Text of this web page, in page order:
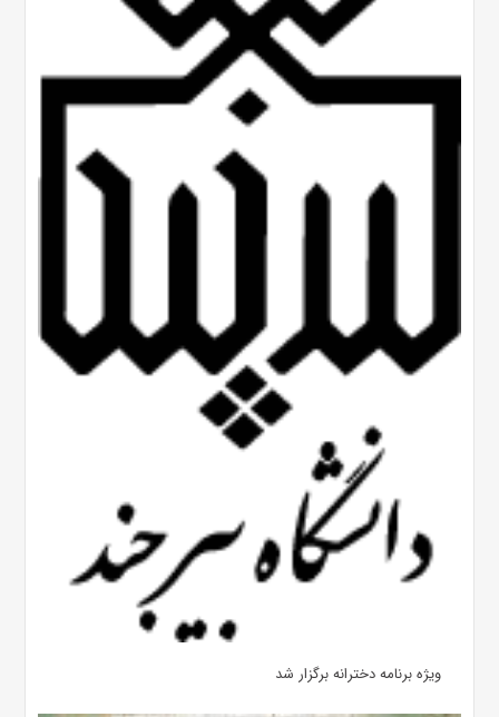
ویژه برنامه دخترانه برگزار شد